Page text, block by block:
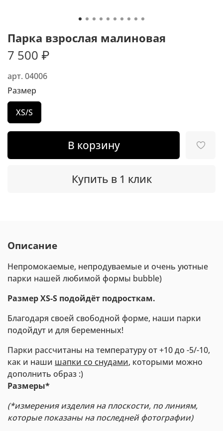
арт. 04006
Парка взрослая малиновая
7 500 ₽
В корзину
Купить в 1 клик
Размер
XS/S
Описание
Непромокаемые, непродуваемые и очень уютные
парки нашей любимой формы bubble)
Размер XS-S подойдёт подросткам.
Благодаря своей свободной форме, наши парки
подойдут и для беременных!
Парки рассчитаны на температуру от +10 до -5/-10,
как и наши шапки со снудами, которыми можно
дополнить образ :)
Размеры*
(*измерения изделия на плоскости, по линиям,
которые показаны на последней фотографии)